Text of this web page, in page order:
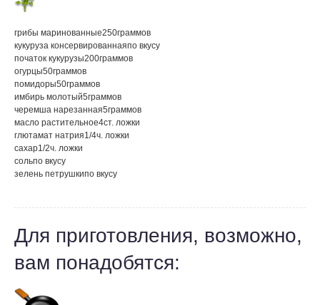
грибы маринованные250граммов
кукуруза консервированнаяпо вкусу
початок кукурузы200граммов
огурцы50граммов
помидоры50граммов
имбирь молотый5граммов
черемша нарезанная5граммов
масло растительное4ст. ложки
глютaмат натрия1/4ч. ложки
сахар1/2ч. ложки
сольпо вкусу
зелень петрушкипо вкусу
Для приготовления, возможно,
вам понадобятся: